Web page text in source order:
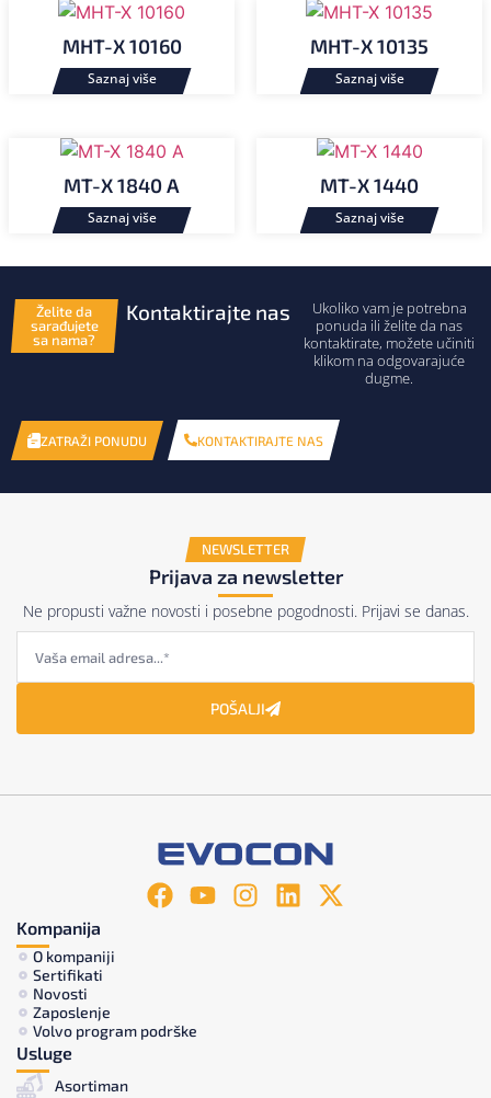
MHT-X 10160 MHT-X 10135
MT-X 1840 A MT-X 1440
Želite da
sarađujete
sa nama?
Kontaktirajte nas
Ukoliko vam je potrebna
ponuda ili želite da nas
kontaktirate, možete učiniti
klikom na odgovarajuće
dugme.
ZATRAŽI PONUDU KONTAKTIRAJTE NAS
NEWSLETTER
Prijava za newsletter
Ne propusti važne novosti i posebne pogodnosti. Prijavi se danas.
POŠALJI
Kompanija
O kompaniji
Sertifikati
Novosti
Zaposlenje
Volvo program podrške
Usluge
Asortiman